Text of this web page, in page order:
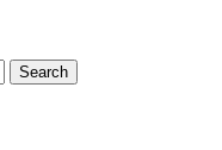
Search